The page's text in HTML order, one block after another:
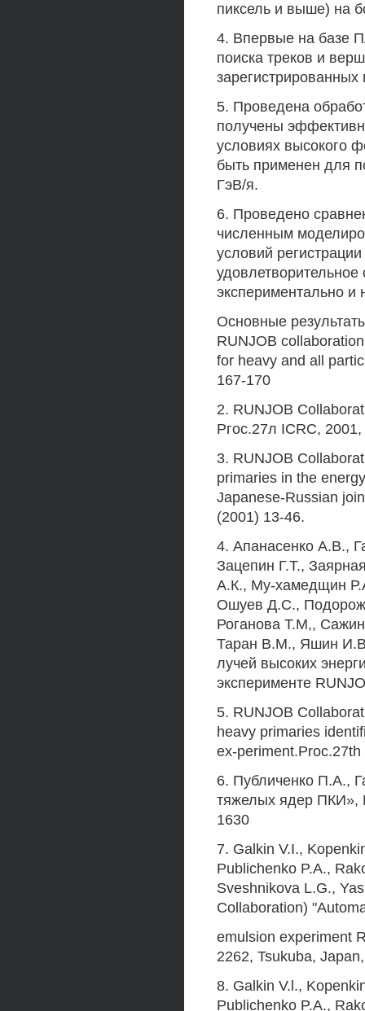
пиксель и выше) на
4. Впервые на базе
поиска треков и
5. Проведена
получены
условиях высокого
быть применен для
ГэВ/я.
6. Проведено
численным
условий
экспериментально и
Основные
RUNJOB
for heavy and all
167-170
2. RUNJOB
Ргос.27л ICRC,
3. RUNJOB
primaries in the
Japanese-Russian
(2001) 13-46.
4. Апанасенко A.B.,
Зацепин Г.Т.,
А.К., Му-хамедщин
Ошуев Д.С.,
Роганова Т.М,,
Таран В.М., Яшин
лучей высоких
эксперименте
5. RUNJOB
heavy primaries
ex-
6. Публиченко П.А.,
тяжелых ядер ПКИ»,
1630
7. Galkin V.I.,
Publichenko P.A.,
Sveshnikova L.G.,
Collaboration)
emulsion experiment
2262, Tsukuba, Japan,
8. Galkin V.l.,
Publichenko P.A.,